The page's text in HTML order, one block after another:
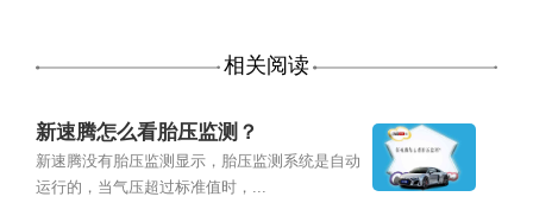
相关阅读
新速腾怎么看胎压监测？
新速腾没有胎压监测显示，胎压监测系统是自动
运行的，当气压超过标准值时，...